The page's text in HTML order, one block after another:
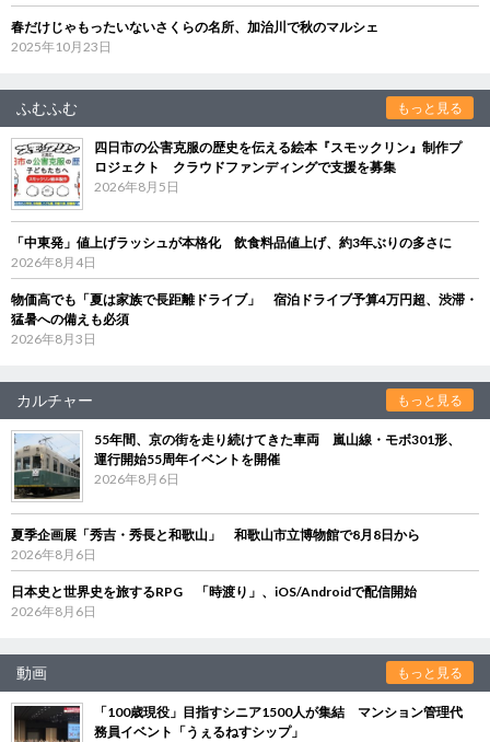
春だけじゃもったいないさくらの名所、加治川で秋のマルシェ
2025年10月23日
ふむふむ もっと見る
四日市の公害克服の歴史を伝える絵本『スモックリン』制作プ
ロジェクト クラウドファンディングで支援を募集
2026年8月5日
「中東発」値上げラッシュが本格化 飲食料品値上げ、約3年ぶりの多さに
2026年8月4日
物価高でも「夏は家族で長距離ドライブ」 宿泊ドライブ予算4万円超、渋滞・
猛暑への備えも必須
2026年8月3日
カルチャー もっと見る
55年間、京の街を走り続けてきた車両 嵐山線・モボ301形、
運行開始55周年イベントを開催
2026年8月6日
夏季企画展「秀吉・秀長と和歌山」 和歌山市立博物館で8月8日から
2026年8月6日
日本史と世界史を旅するRPG 「時渡り」、iOS/Androidで配信開始
2026年8月6日
動画 もっと見る
「100歳現役」目指すシニア1500人が集結 マンション管理代
務員イベント「うぇるねすシップ」